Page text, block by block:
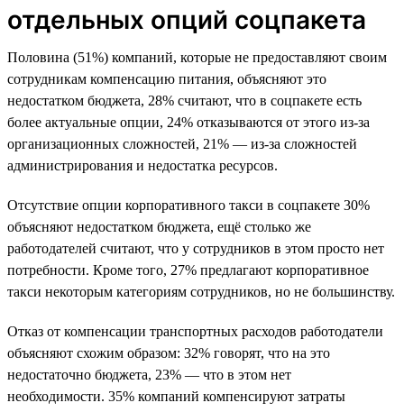
отдельных опций соцпакета
Половина (51%) компаний, которые не предоставляют своим
сотрудникам компенсацию питания, объясняют это
недостатком бюджета, 28% считают, что в соцпакете есть
более актуальные опции, 24% отказываются от этого из-за
организационных сложностей, 21% — из-за сложностей
администрирования и недостатка ресурсов.
Отсутствие опции корпоративного такси в соцпакете 30%
объясняют недостатком бюджета, ещё столько же
работодателей считают, что у сотрудников в этом просто нет
потребности. Кроме того, 27% предлагают корпоративное
такси некоторым категориям сотрудников, но не большинству.
Отказ от компенсации транспортных расходов работодатели
объясняют схожим образом: 32% говорят, что на это
недостаточно бюджета, 23% — что в этом нет
необходимости. 35% компаний компенсируют затраты